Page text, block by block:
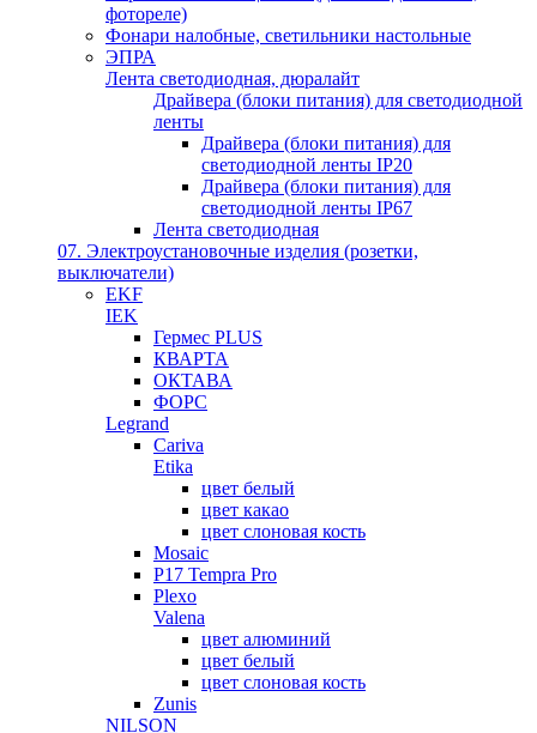
фотореле)
Фонари налобные, светильники настольные
ЭПРА
Лента светодиодная, дюралайт
Драйвера (блоки питания) для светодиодной
ленты
Драйвера (блоки питания) для
светодиодной ленты IP20
Драйвера (блоки питания) для
светодиодной ленты IP67
Лента светодиодная
07. Электроустановочные изделия (розетки,
выключатели)
EKF
IEK
Гермес PLUS
КВАРТА
ОКТАВА
ФОРС
Legrand
Cariva
Etika
цвет белый
цвет какао
цвет слоновая кость
Mosaic
P17 Tempra Pro
Plexo
Valena
цвет алюминий
цвет белый
цвет слоновая кость
Zunis
NILSON